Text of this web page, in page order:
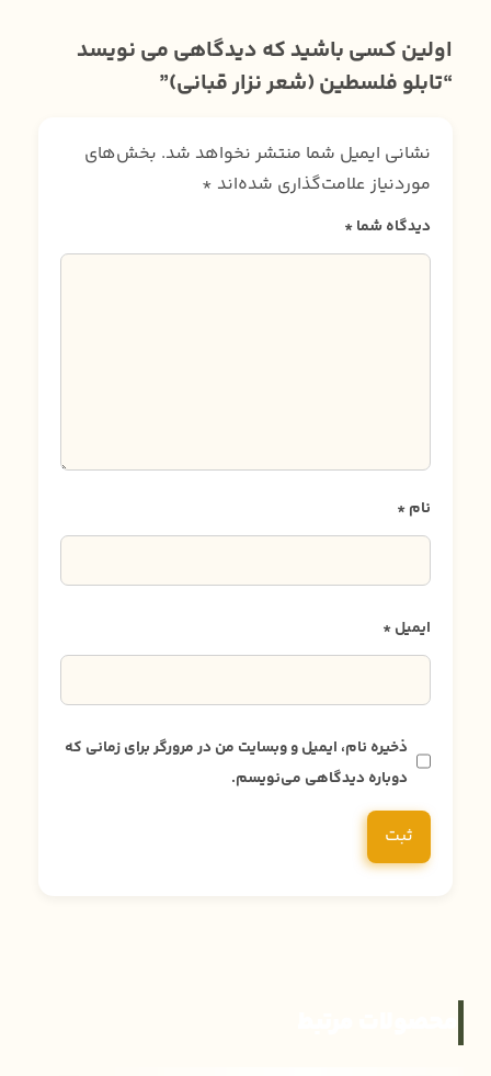
اولین کسی باشید که دیدگاهی می نویسد
“تابلو فلسطین (شعر نزار قبانی)”
نشانی ایمیل شما منتشر نخواهد شد. بخش‌های
موردنیاز علامت‌گذاری شده‌اند *
دیدگاه شما*
نام*
ایمیل*
ذخیره نام، ایمیل و وبسایت من در مرورگر برای زمانی که
دوباره دیدگاهی می‌نویسم.